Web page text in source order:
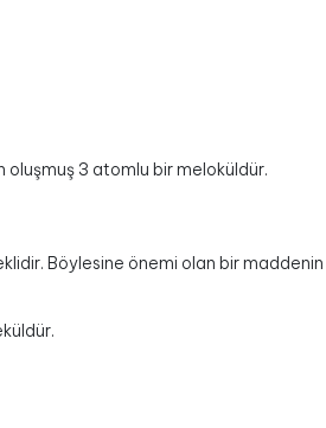
oluşmuş 3 atomlu bir meloküldür.
Böylesine önemi olan bir